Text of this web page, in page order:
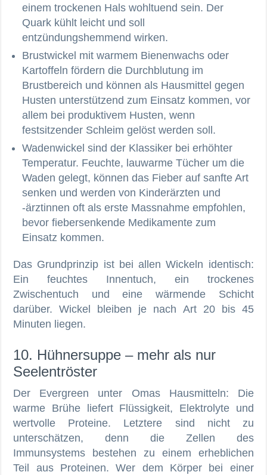
einem trockenen Hals wohltuend sein. Der
Quark kühlt leicht und soll
entzündungshemmend wirken.
Brustwickel mit warmem Bienenwachs oder
Kartoffeln fördern die Durchblutung im
Brustbereich und können als Hausmittel gegen
Husten unterstützend zum Einsatz kommen, vor
allem bei produktivem Husten, wenn
festsitzender Schleim gelöst werden soll.
Wadenwickel sind der Klassiker bei erhöhter
Temperatur. Feuchte, lauwarme Tücher um die
Waden gelegt, können das Fieber auf sanfte Art
senken und werden von Kinderärzten und
-ärztinnen oft als erste Massnahme empfohlen,
bevor fiebersenkende Medikamente zum
Einsatz kommen.
Das Grundprinzip ist bei allen Wickeln identisch:
Ein feuchtes Innentuch, ein trockenes
Zwischentuch und eine wärmende Schicht
darüber. Wickel bleiben je nach Art 20 bis 45
Minuten liegen.
10. Hühnersuppe – mehr als nur
Seelentröster
Der Evergreen unter Omas Hausmitteln: Die
warme Brühe liefert Flüssigkeit, Elektrolyte und
wertvolle Proteine. Letztere sind nicht zu
unterschätzen, denn die Zellen des
Immunsystems bestehen zu einem erheblichen
Teil aus Proteinen. Wer dem Körper bei einer